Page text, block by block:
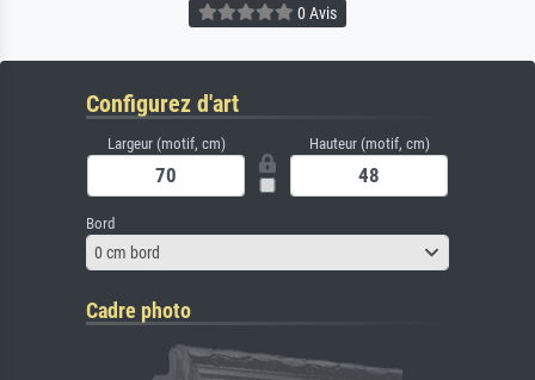
0 Avis
Configurez d'art
Largeur (motif, cm) Hauteur (motif, cm)
Bord
0 cm bord
Cadre photo